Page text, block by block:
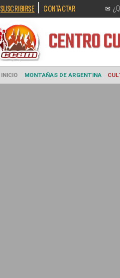
SUSCRIBIRSE | CONTACTAR ✉
INICIO MONTAÑAS DE ARGENTINA